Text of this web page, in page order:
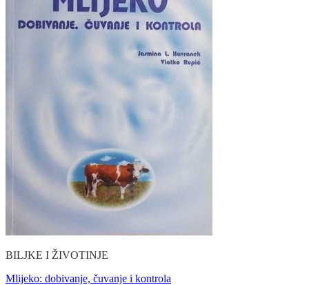
BILJKE I ŽIVOTINJE
Mlijeko: dobivanje, čuvanje i kontrola